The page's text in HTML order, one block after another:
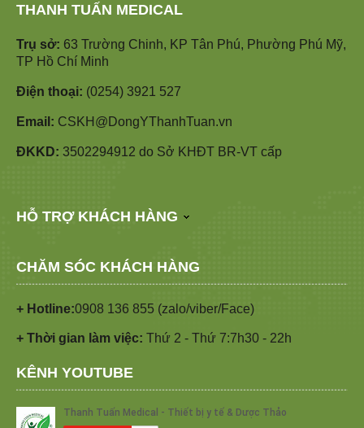
THANH TUẤN MEDICAL
Trụ sở: 63 Trường Chinh, KP Tân Phú, Phường Phú Mỹ,
TP Hồ Chí Minh
Điện thoại: (0254) 3921 527
Email: CSKH@DongYThanhTuan.vn
ĐKKD: 3502294912 do Sở KHĐT BR-VT cấp
HỖ TRỢ KHÁCH HÀNG
CHĂM SÓC KHÁCH HÀNG
+ Hotline:0908 136 855 (zalo/viber/Face)
+ Thời gian làm việc: Thứ 2 - Thứ 7:7h30 - 22h
KÊNH YOUTUBE